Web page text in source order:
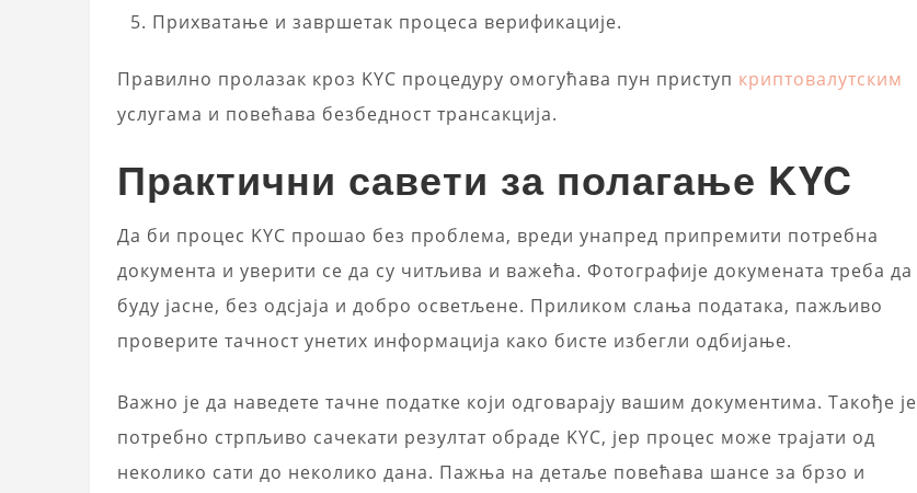
Прихватање и завршетак процеса верификације.
Правилно пролазак кроз KYC процедуру омогућава пун приступ криптовалутским
услугама и повећава безбедност трансакција.
Практични савети за полагање KYC
Да би процес KYC прошао без проблема, вреди унапред припремити потребна
документа и уверити се да су читљива и важећа. Фотографије докумената треба да
буду јасне, без одсјаја и добро осветљене. Приликом слања података, пажљиво
проверите тачност унетих информација како бисте избегли одбијање.
Важно је да наведете тачне податке који одговарају вашим документима. Такође је
потребно стрпљиво сачекати резултат обраде KYC, јер процес може трајати од
неколико сати до неколико дана. Пажња на детаље повећава шансе за брзо и